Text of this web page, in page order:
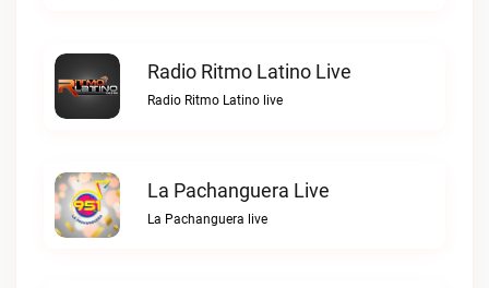
Radio Ritmo Latino Live
Radio Ritmo Latino live
La Pachanguera Live
La Pachanguera live